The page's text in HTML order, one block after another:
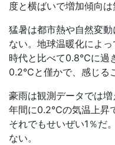
度と横ばいで増加傾向は
猛暑は都市熱や自然変
ない。地球温暖化によ
時代と比べて0.8℃に過
0.2℃と僅かで、感じる
豪雨は観測データでは
年間に0.2℃の気温上昇
それでもせいぜい1％だ
ない。